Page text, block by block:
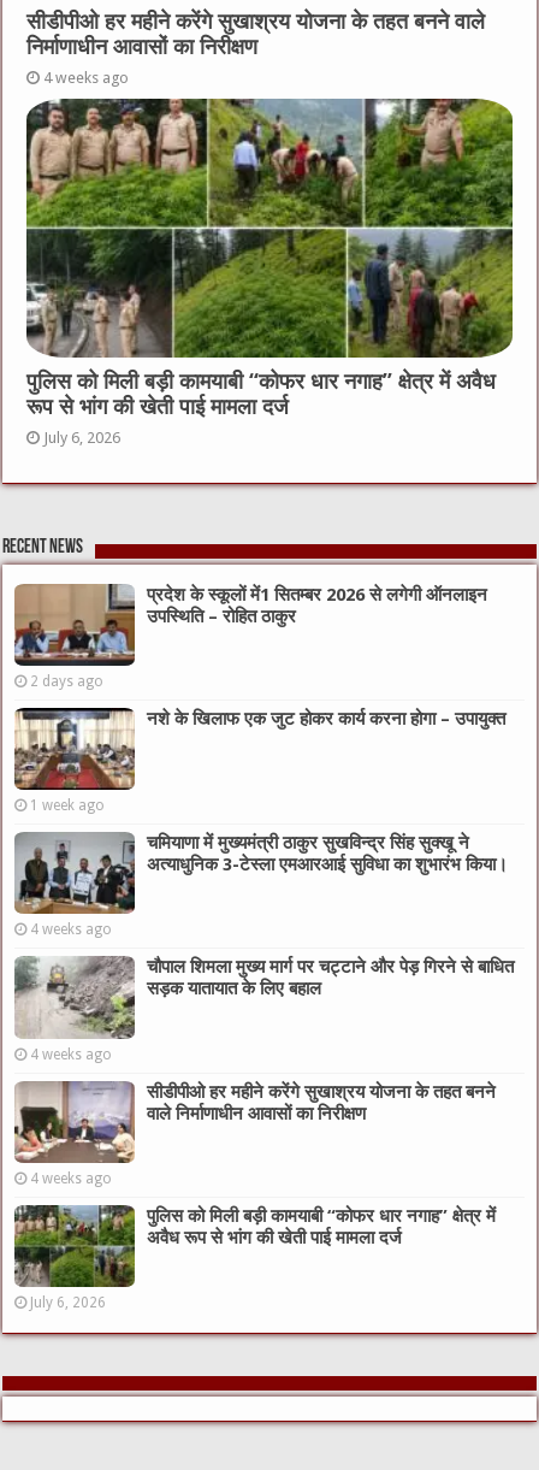
सीडीपीओ हर महीने करेंगे सुखाश्रय योजना के तहत बनने वाले
निर्माणाधीन आवासों का निरीक्षण
4 weeks ago
पुलिस को मिली बड़ी कामयाबी “कोफर धार नगाह” क्षेत्र में अवैध
रूप से भांग की खेती पाई मामला दर्ज
July 6, 2026
Recent News
प्रदेश के स्कूलों में1 सितम्बर 2026 से लगेगी ऑनलाइन
उपस्थिति – रोहित ठाकुर
2 days ago
नशे के खिलाफ एक जुट होकर कार्य करना होगा – उपायुक्त
1 week ago
चमियाणा में मुख्यमंत्री ठाकुर सुखविन्द्र सिंह सुक्खू ने
अत्याधुनिक 3-टेस्ला एमआरआई सुविधा का शुभारंभ किया।
4 weeks ago
चौपाल शिमला मुख्य मार्ग पर चट्टाने और पेड़ गिरने से बाधित
सड़क यातायात के लिए बहाल
4 weeks ago
सीडीपीओ हर महीने करेंगे सुखाश्रय योजना के तहत बनने
वाले निर्माणाधीन आवासों का निरीक्षण
4 weeks ago
पुलिस को मिली बड़ी कामयाबी “कोफर धार नगाह” क्षेत्र में
अवैध रूप से भांग की खेती पाई मामला दर्ज
July 6, 2026